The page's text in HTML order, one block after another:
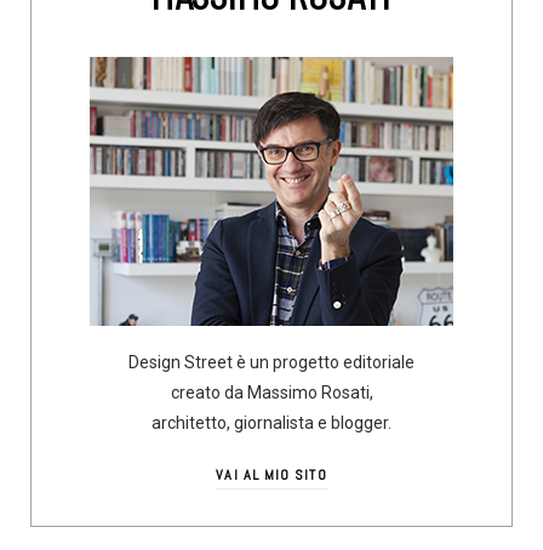
Design Street è un progetto editoriale
creato da Massimo Rosati,
architetto, giornalista e blogger.
VAI AL MIO SITO